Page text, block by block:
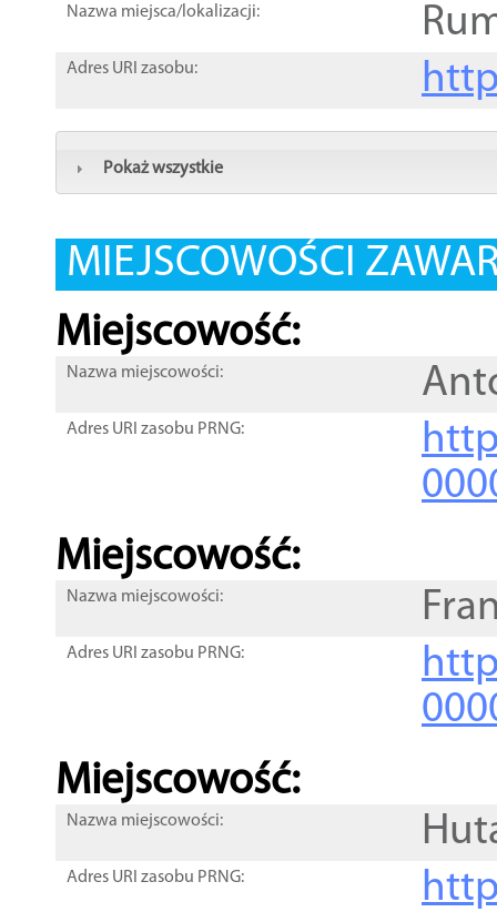
Nazwa miejsca/lokalizacji:
Adres URI zasobu:
Pokaż wszystkie
MIEJSCOWOŚCI
Miejscowość:
Nazwa miejscowości:
Adres URI zasobu PRNG:
Miejscowość:
Nazwa miejscowości:
Adres URI zasobu PRNG:
Miejscowość:
Nazwa miejscowości:
Adres URI zasobu PRNG: